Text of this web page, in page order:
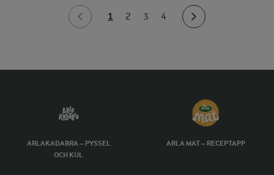
1 2 3 4
ARLAKADABRA – PYSSEL
OCH KUL
ARLA MAT – RECEPTAPP